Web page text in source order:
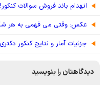
انهدام باند فروش سوالات کنکور!
عکس: وقتی می فهمی به هر
جزئیات آمار و نتایج کنکور دکتری
دیدگاهتان را بنویسید